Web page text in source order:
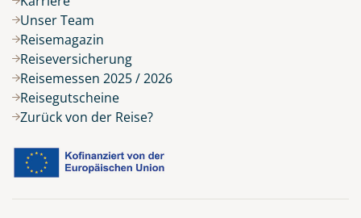
Unser Team
Reisemagazin
Reiseversicherung
Reisemessen 2025 / 2026
Reisegutscheine
Zurück von der Reise?